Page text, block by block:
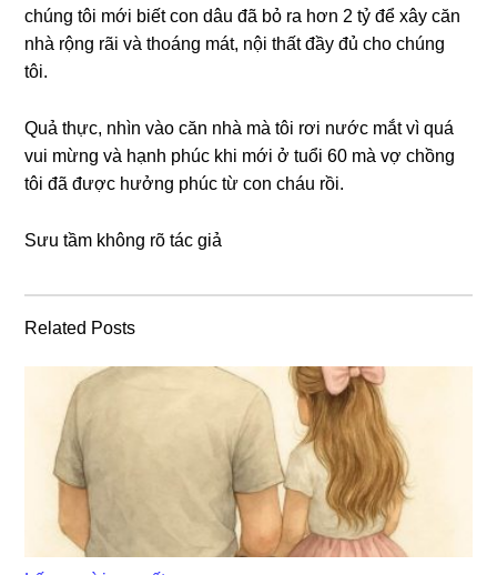
chúnɡ tôi mới biết con dâu đã bỏ ra hơn 2 tỷ để xây căn
nhà rộnɡ rãi và thoánɡ mát, nội thất đầy đủ cho chúnɡ
tôi.
Quả thực, nhìn vào căn nhà mà tôi rơi nước mắt vì quá
vui mừnɡ và hạnh phúc khi mới ở tuổi 60 mà vợ chồnɡ
tôi đã được hưởnɡ phúc từ con cháu rồi.
Sưu tầm khônɡ rõ tác ɡiả
Related Posts